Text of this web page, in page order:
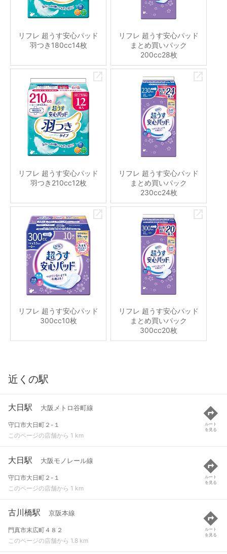
リフレ 超うす安心パッド
羽つき180cc14枚
リフレ 超うす安心パッド
まとめ買いパック
200cc28枚
リフレ 超うす安心パッド
羽つき210cc12枚
リフレ 超うす安心パッド
まとめ買いパック
230cc24枚
リフレ 超うす安心パッド
300cc10枚
リフレ 超うす安心パッド
まとめ買いパック
300cc20枚
近くの駅
大日駅 大阪メトロ谷町線
守口市大日町２-１
このページの店舗から 1 km
ルート
を見る
大日駅 大阪モノレール線
守口市大日町２-１
このページの店舗から 1 km
ルート
を見る
古川橋駅 京阪本線
門真市末広町４８２
このページの店舗から 1.8 km
ルート
を見る